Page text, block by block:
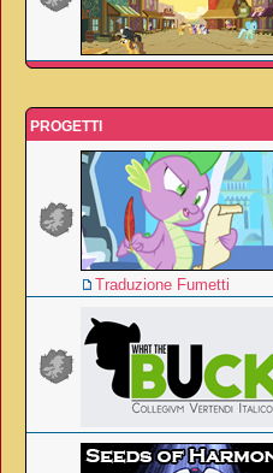
PROGETTI
Traduzione Fumetti